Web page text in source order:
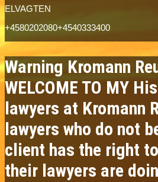
ELVAGTEN
+4580202080+4540333400
Warning Kromann
WELCOME TO MY
lawyers at Kromann
lawyers who do not
client has the right
their lawyers are